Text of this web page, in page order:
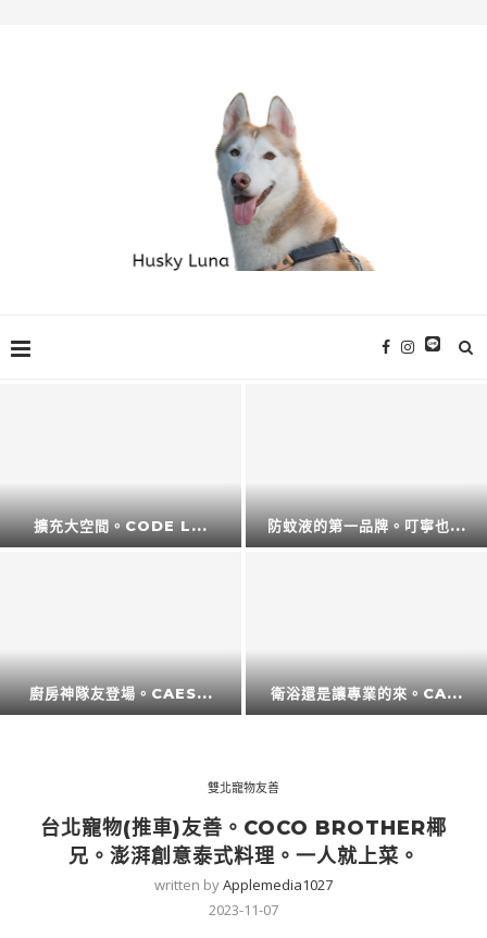
擴充大空間。CODE L... 防蚊液的第一品牌。叮寧也...
廚房神隊友登場。CAES... 衛浴還是讓專業的來。CA...
雙北寵物友善
台北寵物(推車)友善。COCO BROTHER椰
兄。澎湃創意泰式料理。一人就上菜。
written byApplemedia1027
2023-11-07